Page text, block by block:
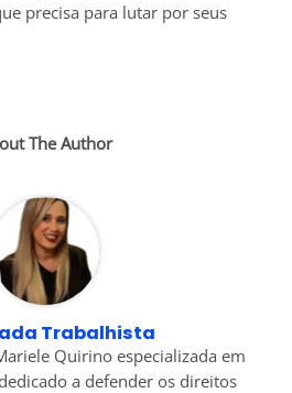
precisa para lutar por seus
The Author
Trabalhista
Quirino especializada em
a defender os direitos